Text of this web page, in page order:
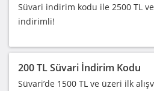
Süvari indirim kodu ile 2500 TL
indirimli!
200 TL Süvari İndirim Kodu
Süvari’de 1500 TL ve üzeri ilk